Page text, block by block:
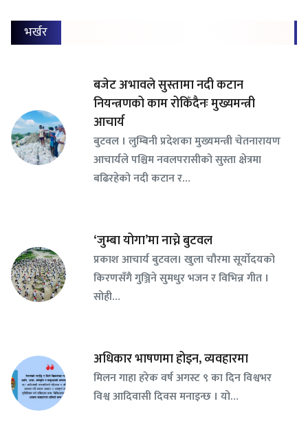
भर्खर
बजेट अभावले सुस्तामा नदी कटान
नियन्त्रणको काम रोकिँदैनः मुख्यमन्त्री
आचार्य
बुटवल । लुम्बिनी प्रदेशका मुख्यमन्त्री चेतनारायण
आचार्यले पश्चिम नवलपरासीको सुस्ता क्षेत्रमा
बढिरहेको नदी कटान र…
‘जुम्बा योगा’मा नाच्ने बुटवल
प्रकाश आचार्य बुटवल। खुला चौरमा सूर्योदयको
किरणसँगै गुञ्जिने सुमधुर भजन र विभिन्न गीत ।
सोही…
अधिकार भाषणमा होइन, व्यवहारमा
मिलन गाहा हरेक वर्ष अगस्ट ९ का दिन विश्वभर
विश्व आदिवासी दिवस मनाइन्छ । यो…